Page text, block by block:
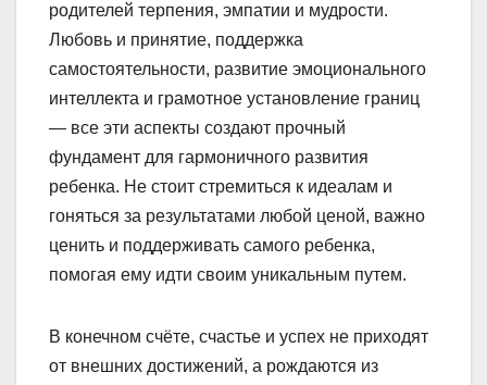
родителей терпения, эмпатии и мудрости.
Любовь и принятие, поддержка
самостоятельности, развитие эмоционального
интеллекта и грамотное установление границ
— все эти аспекты создают прочный
фундамент для гармоничного развития
ребенка. Не стоит стремиться к идеалам и
гоняться за результатами любой ценой, важно
ценить и поддерживать самого ребенка,
помогая ему идти своим уникальным путем.
В конечном счёте, счастье и успех не приходят
от внешних достижений, а рождаются из